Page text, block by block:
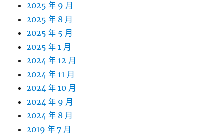
2025 年 9 月
2025 年 8 月
2025 年 5 月
2025 年 1 月
2024 年 12 月
2024 年 11 月
2024 年 10 月
2024 年 9 月
2024 年 8 月
2019 年 7 月